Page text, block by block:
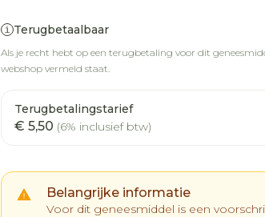
Terugbetaalbaar
Als je recht hebt op een terugbetaling voor dit
webshop vermeld staat.
Terugbetalingstarief
€ 5,50 (6% inclusief btw)
Belangrijke informatie
Voor dit geneesmiddel is een